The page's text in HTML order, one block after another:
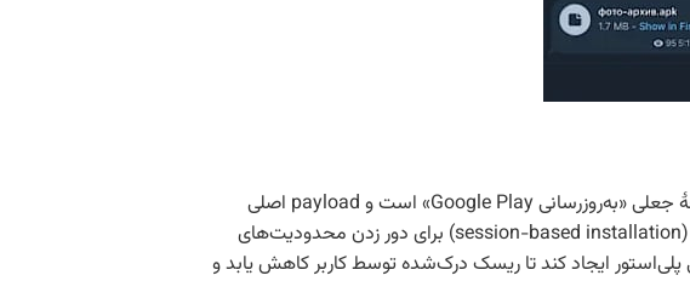
بخشی از نمونه‌های ClayRat به‌عنوان دراپر (dropper) عمل می‌کنند؛ یعنی برنامه‌ای که کاربر مشاهده می‌کند صرفاً یک صفحهٔ جعلی «به‌روزرسانی Google Play» است و payload اصلی
به‌صورت رمزگذاری‌شده در بخش assets اپلیکیشن پنهان شده است. علاوه بر این، مهاجمان از روش نصب مبتنی بر جلسه (session-based installation) برای دور زدن محدودیت‌های
رسمی پلی‌استور ایجاد کند تا ریسک درک‌شده توسط کاربر کاهش یابد و